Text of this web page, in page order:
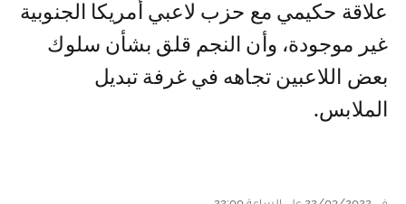
علاقة حكيمي مع حزب لاعبي أمريكا الجنوبية
غير موجودة، وأن النجم قلق بشأن سلوك
بعض اللاعبين تجاهه في غرفة تبديل
الملابس.